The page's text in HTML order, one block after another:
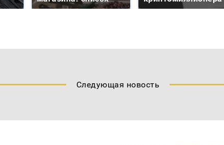
Следующая новость